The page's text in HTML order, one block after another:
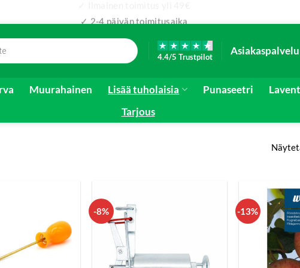
4.4/5 Trustpilot
Asiakaspalvelu
Muurahainen Lisää tuholaisia Punaseetri
Tarjous
-8% -13%
✓ 2-4 päivän toimitusaika